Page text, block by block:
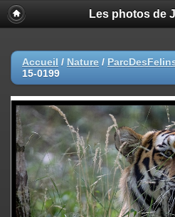
Les photos de
Accueil / Nature /
15-0199